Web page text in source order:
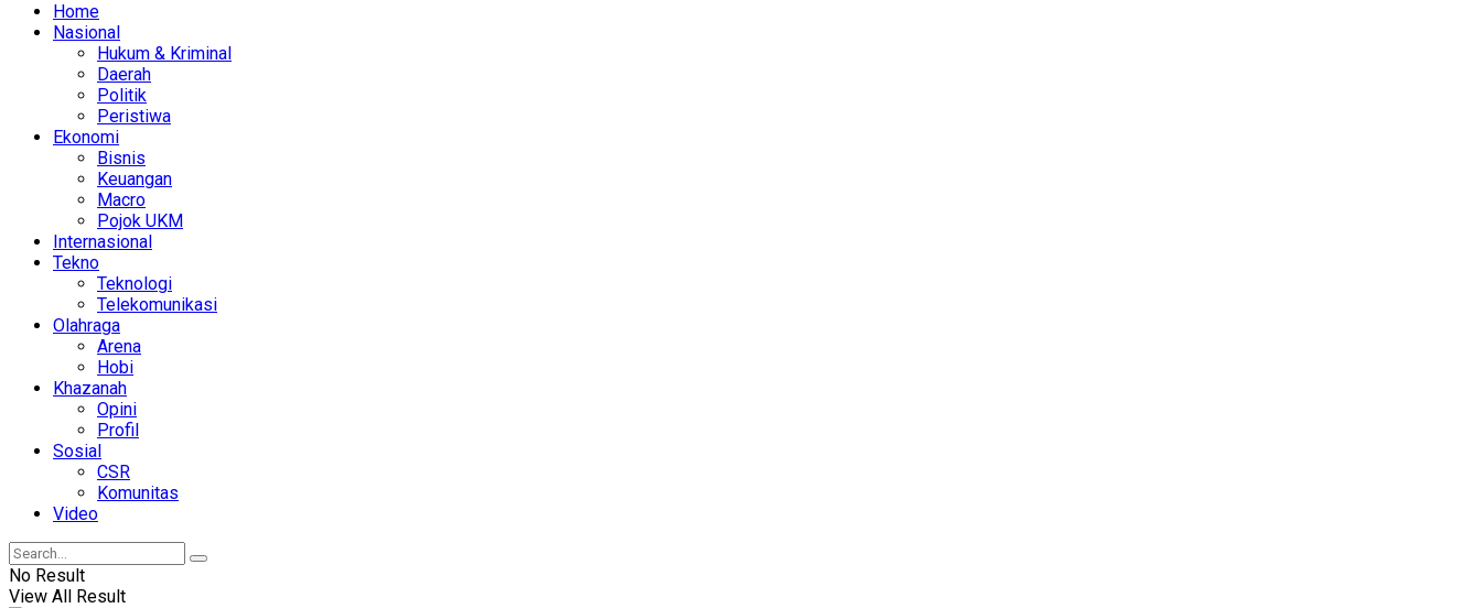
Home
Nasional
Hukum & Kriminal
Daerah
Politik
Peristiwa
Ekonomi
Bisnis
Keuangan
Macro
Pojok UKM
Internasional
Tekno
Teknologi
Telekomunikasi
Olahraga
Arena
Hobi
Khazanah
Opini
Profil
Sosial
CSR
Komunitas
Video
No Result
View All Result